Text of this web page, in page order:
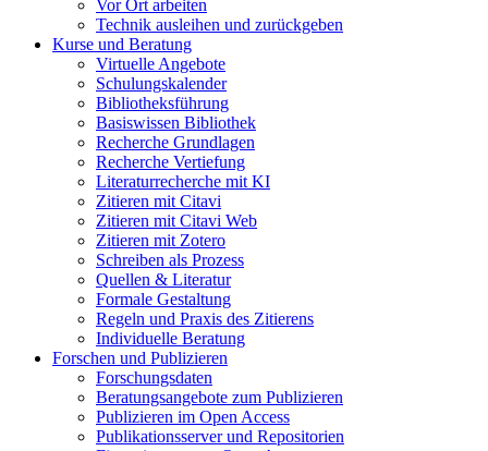
Vor Ort arbeiten
Technik ausleihen und zurückgeben
Kurse und Beratung
Virtuelle Angebote
Schulungskalender
Bibliotheksführung
Basiswissen Bibliothek
Recherche Grundlagen
Recherche Vertiefung
Literaturrecherche mit KI
Zitieren mit Citavi
Zitieren mit Citavi Web
Zitieren mit Zotero
Schreiben als Prozess
Quellen & Literatur
Formale Gestaltung
Regeln und Praxis des Zitierens
Individuelle Beratung
Forschen und Publizieren
Forschungsdaten
Beratungsangebote zum Publizieren
Publizieren im Open Access
Publikationsserver und Repositorien